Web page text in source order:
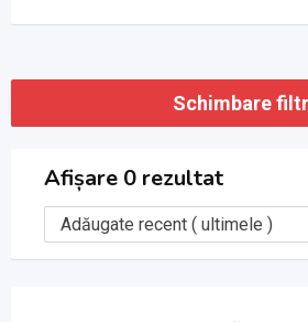
Schimbare
Afișare 0 rezultat